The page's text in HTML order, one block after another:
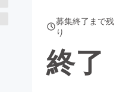
募集終了まで残
り
終了